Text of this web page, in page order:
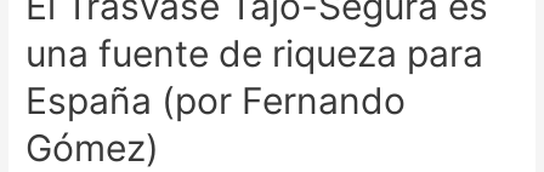
una fuente de riqueza para
España (por Fernando
Gómez)